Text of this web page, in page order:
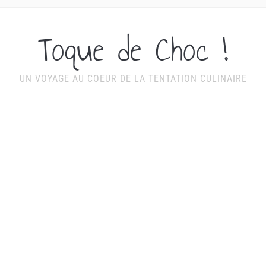
Toque de Choc !
UN VOYAGE AU COEUR DE LA TENTATION CULINAIRE